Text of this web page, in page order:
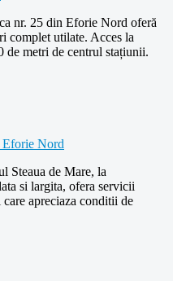
nr. 25 din Eforie Nord oferă
complet utilate. Acces la
de metri de centrul stațiunii.
Eforie Nord
Steaua de Mare, la
si largita, ofera servicii
apreciaza conditii de